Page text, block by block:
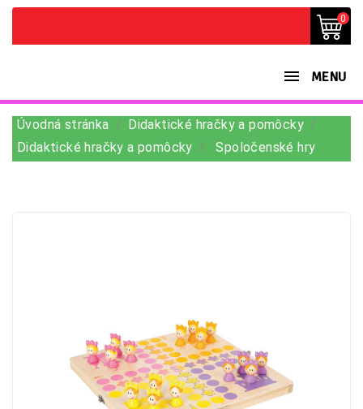
0
MENU
Úvodná stránka
Didaktické hračky a pomôcky
Didaktické hračky a pomôcky
Spoločenské hry